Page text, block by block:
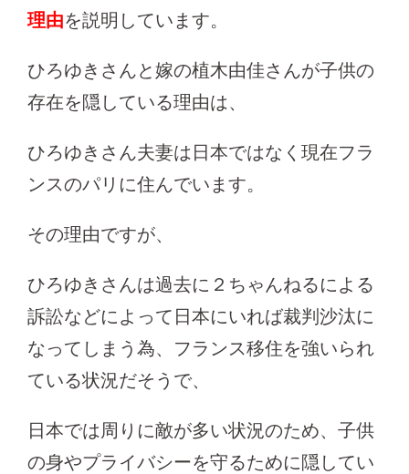
理由を説明しています。
ひろゆきさんと嫁の植木由佳さんが子供の
存在を隠している理由は、
ひろゆきさん夫妻は日本ではなく現在フラ
ンスのパリに住んでいます。
その理由ですが、
ひろゆきさんは過去に２ちゃんねるによる
訴訟などによって日本にいれば裁判沙汰に
なってしまう為、フランス移住を強いられ
ている状況だそうで、
日本では周りに敵が多い状況のため、子供
の身やプライバシーを守るために隠してい